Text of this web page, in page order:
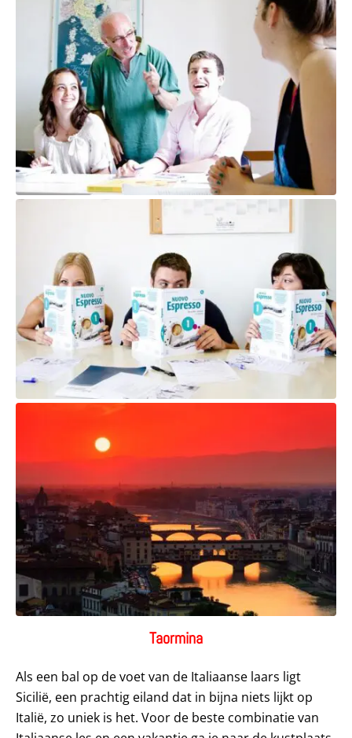
Taormina
Als een bal op de voet van de Italiaanse laars ligt
Sicilië, een prachtig eiland dat in bijna niets lijkt op
Italië, zo uniek is het. Voor de beste combinatie van